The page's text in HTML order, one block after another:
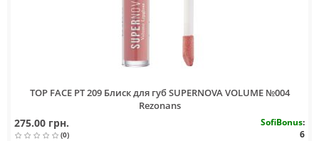
TOP FACE PT 209 Блиск для губ SUPERNOVA VOLUME №004
Rezonans
275.00 грн.
(0)
SofiBonus:
6